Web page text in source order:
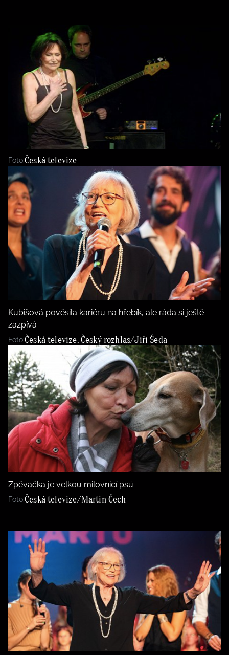
Foto:Česká televize
Kubišová pověsila kariéru na hřebík, ale ráda si ještě
zazpívá
Foto:Česká televize, Český rozhlas/Jiří Šeda
Zpěvačka je velkou milovnicí psů
Foto:Česká televize/Martin Čech